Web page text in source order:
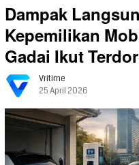
Dampak
Kepemilikan
Gadai Ikut
Vritime
25 April 2026